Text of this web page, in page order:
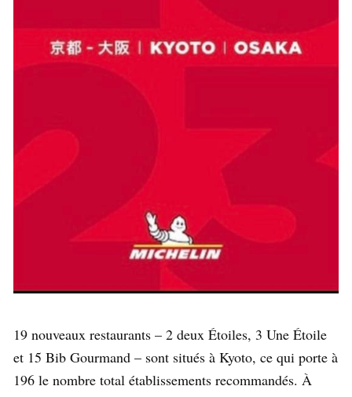
19 nouveaux restaurants – 2 deux Étoiles, 3 Une Étoile
et 15 Bib Gourmand – sont situés à Kyoto, ce qui porte à
196 le nombre total établissements recommandés. À